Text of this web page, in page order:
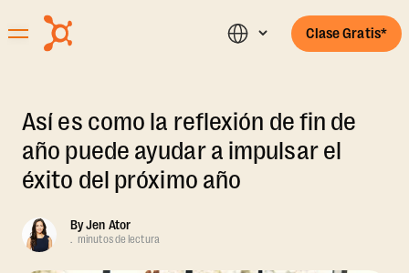
Clase Gratis*
Así es como la reflexión de fin de
año puede ayudar a impulsar el
éxito del próximo año
ByJen Ator
. minutos de lectura